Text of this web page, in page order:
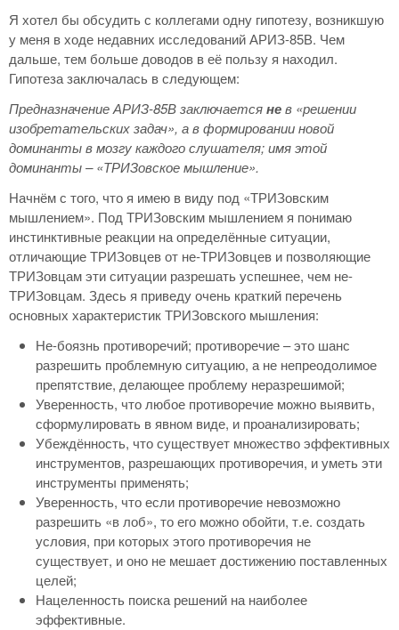
Я хотел бы обсудить с коллегами одну гипотезу, возникшую
у меня в ходе недавних исследований АРИЗ-85В. Чем
дальше, тем больше доводов в её пользу я находил.
Гипотеза заключалась в следующем:
Предназначение АРИЗ-85В заключаетсянев «решении
изобретательских задач», а в формировании новой
доминанты в мозгу каждого слушателя; имя этой
доминанты – «ТРИЗовское мышление».
Начнём с того, что я имею в виду под «ТРИЗовским
мышлением». Под ТРИЗовским мышлением я понимаю
инстинктивные реакции на определённые ситуации,
отличающие ТРИЗовцев от не-ТРИЗовцев и позволяющие
ТРИЗовцам эти ситуации разрешать успешнее, чем не-
ТРИЗовцам. Здесь я приведу очень краткий перечень
основных характеристик ТРИЗовского мышления:
Не-боязнь противоречий; противоречие – это шанс
разрешить проблемную ситуацию, а не непреодолимое
препятствие, делающее проблему неразрешимой;
Уверенность, что любое противоречие можно выявить,
сформулировать в явном виде, и проанализировать;
Убеждённость, что существует множество эффективных
инструментов, разрешающих противоречия, и уметь эти
инструменты применять;
Уверенность, что если противоречие невозможно
разрешить «в лоб», то его можно обойти, т.е. создать
условия, при которых этого противоречия не
существует, и оно не мешает достижению поставленных
целей;
Нацеленность поиска решений на наиболее
эффективные.